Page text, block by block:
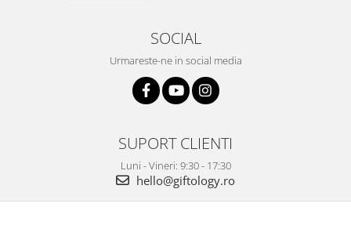
SOCIAL
Urmareste-ne in social media
SUPORT CLIENTI
Luni - Vineri: 9:30 - 17:30
hello@giftology.ro